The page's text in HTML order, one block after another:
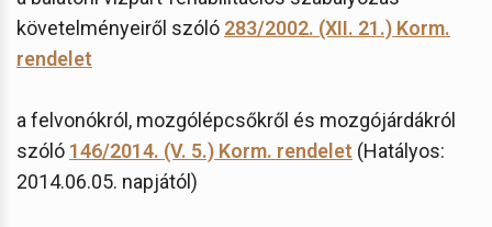
követelményeiről szóló 283/2002. (XII. 21.) Korm.
rendelet
a felvonókról, mozgólépcsőkről és mozgójárdákról
szóló 146/2014. (V. 5.) Korm. rendelet (Hatályos:
2014.06.05. napjától)